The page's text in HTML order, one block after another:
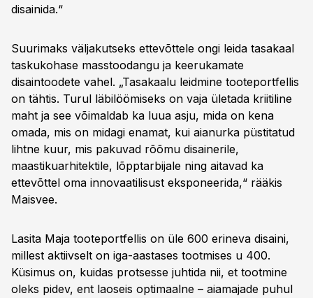
disainida.“
Suurimaks väljakutseks ettevõttele ongi leida tasakaal
taskukohase masstoodangu ja keerukamate
disaintoodete vahel. „Tasakaalu leidmine tooteportfellis
on tähtis. Turul läbilöömiseks on vaja ületada kriitiline
maht ja see võimaldab ka luua asju, mida on kena
omada, mis on midagi enamat, kui aianurka püstitatud
lihtne kuur, mis pakuvad rõõmu disainerile,
maastikuarhitektile, lõpptarbijale ning aitavad ka
ettevõttel oma innovaatilisust eksponeerida,“ rääkis
Maisvee.
Lasita Maja tooteportfellis on üle 600 erineva disaini,
millest aktiivselt on iga-aastases tootmises u 400.
Küsimus on, kuidas protsesse juhtida nii, et tootmine
oleks pidev, ent laoseis optimaalne – aiamajade puhul